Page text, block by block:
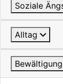
Soziale
Alltag
Bewältigung